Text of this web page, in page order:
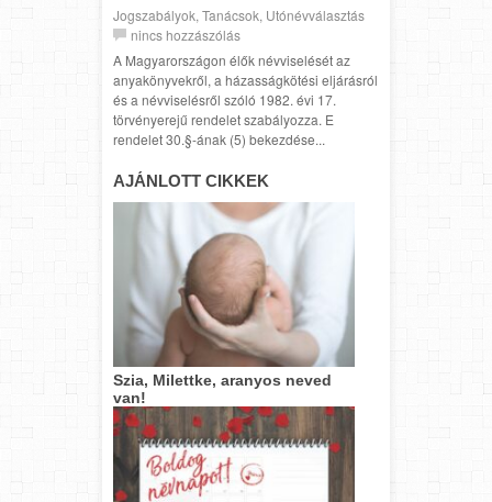
Jogszabályok, Tanácsok, Utónévválasztás
nincs hozzászólás
A Magyarországon élők névviselését az
anyakönyvekről, a házasságkötési eljárásról
és a névviselésről szóló 1982. évi 17.
törvényerejű rendelet szabályozza. E
rendelet 30.§-ának (5) bekezdése...
AJÁNLOTT CIKKEK
Szia, Milettke, aranyos neved
van!